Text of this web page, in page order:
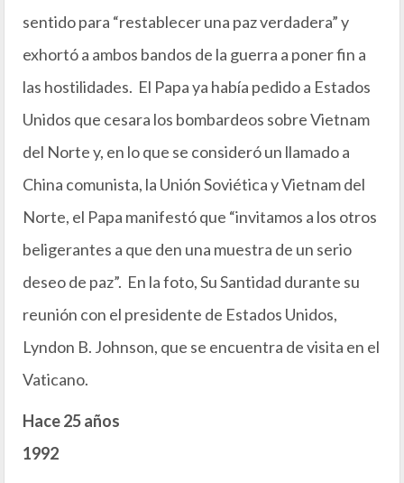
sentido para “restablecer una paz verdadera” y
exhortó a ambos bandos de la guerra a poner fin a
las hostilidades. El Papa ya había pedido a Estados
Unidos que cesara los bombardeos sobre Vietnam
del Norte y, en lo que se consideró un llamado a
China comunista, la Unión Soviética y Vietnam del
Norte, el Papa manifestó que “invitamos a los otros
beligerantes a que den una muestra de un serio
deseo de paz”. En la foto, Su Santidad durante su
reunión con el presidente de Estados Unidos,
Lyndon B. Johnson, que se encuentra de visita en el
Vaticano.
Hace 25 años
1992